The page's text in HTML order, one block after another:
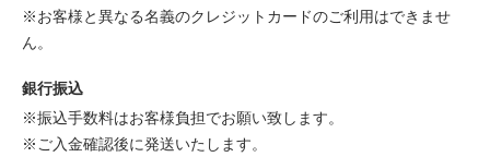
※お客様と異なる名義のクレジットカードのご利用はできませ
ん。
銀行振込
※振込手数料はお客様負担でお願い致します。
※ご入金確認後に発送いたします。